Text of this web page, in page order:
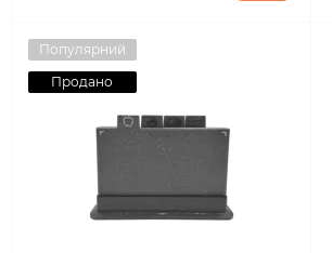
Популярний
Продано